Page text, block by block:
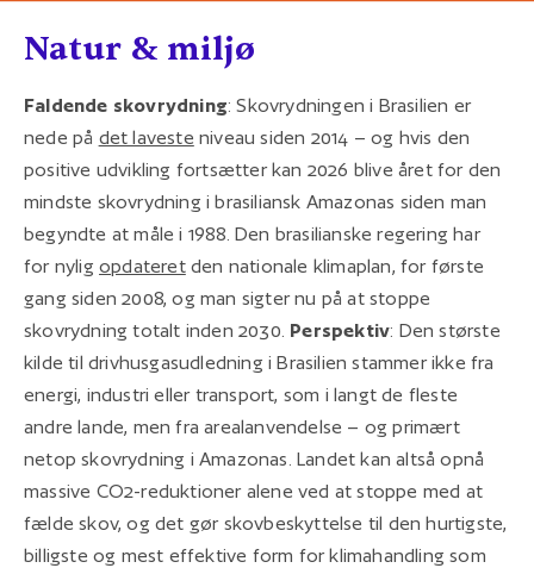
Natur & miljø
Faldende skovrydning: Skovrydningen i Brasilien er
nede på det laveste niveau siden 2014 – og hvis den
positive udvikling fortsætter kan 2026 blive året for den
mindste skovrydning i brasiliansk Amazonas siden man
begyndte at måle i 1988. Den brasilianske regering har
for nyligopdateretden nationale klimaplan, for første
gang siden 2008, og man sigter nu på at stoppe
skovrydning totalt inden 2030. Perspektiv: Den største
kilde til drivhusgasudledning i Brasilien stammer ikke fra
energi, industri eller transport, som i langt de fleste
andre lande, men fra arealanvendelse – og primært
netop skovrydning i Amazonas. Landet kan altså opnå
massive CO2-reduktioner alene ved at stoppe med at
fælde skov, og det gør skovbeskyttelse til den hurtigste,
billigste og mest effektive form for klimahandling som